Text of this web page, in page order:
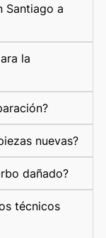
Santiago a
la
nuevas?
dañado?
técnicos